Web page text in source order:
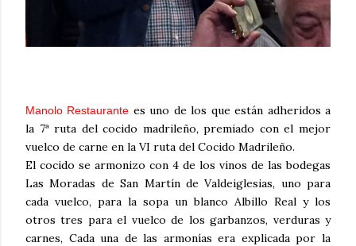
Manolo Restaurante es uno de los que están adheridos a
la 7ª ruta del cocido madrileño, premiado con el mejor
vuelco de carne en la VI ruta del Cocido Madrileño.
El cocido se armonizo con 4 de los vinos de las bodegas
Las Moradas de San Martín de Valdeiglesias, uno para
cada vuelco, para la sopa un blanco Albillo Real y los
otros tres para el vuelco de los garbanzos, verduras y
carnes, Cada una de las armonías era explicada por la